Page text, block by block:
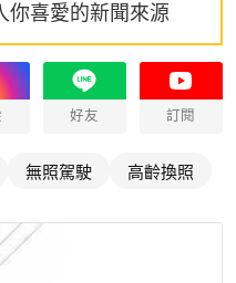
你喜愛的新聞來源
好友 訂閱
無照駕駛 高齡換照